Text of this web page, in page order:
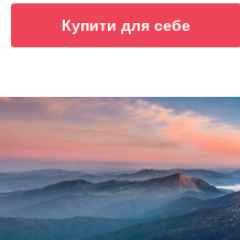
Купити для себе